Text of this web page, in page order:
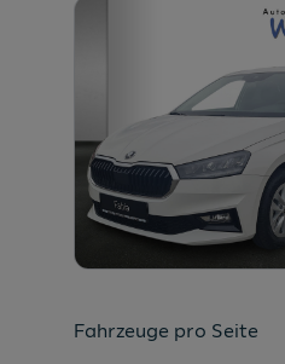
Fahrzeuge pro Seite